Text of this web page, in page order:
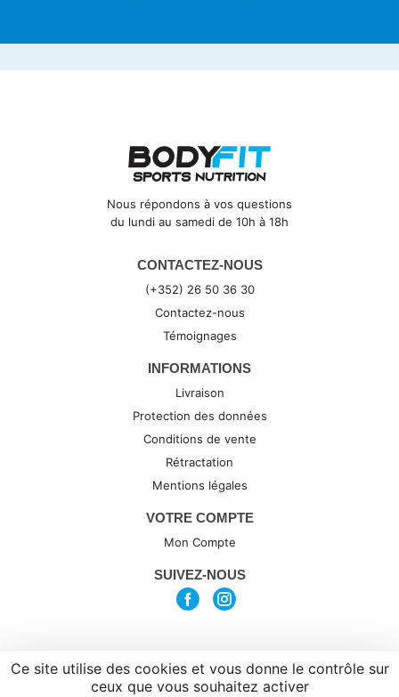
Ce site utilise des cookies et vous donne le contrôle sur
ceux que vous souhaitez activer
Nous répondons à vos questions
du lundi au samedi de 10h à 18h
CONTACTEZ-NOUS
(+352) 26 50 36 30
Contactez-nous
Témoignages
INFORMATIONS
Livraison
Protection des données
Conditions de vente
Rétractation
Mentions légales
VOTRE COMPTE
Mon Compte
SUIVEZ-NOUS
(c) 2026 par Synexta, agence de